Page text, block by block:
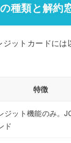
種類と解約
ットカードに
特徴
ジット機能のみ。
ド